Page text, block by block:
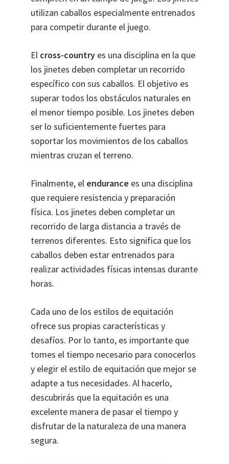
utilizan caballos especialmente entrenados
para competir durante el juego.
El cross-country es una disciplina en la que
los jinetes deben completar un recorrido
específico con sus caballos. El objetivo es
superar todos los obstáculos naturales en
el menor tiempo posible. Los jinetes deben
ser lo suficientemente fuertes para
soportar los movimientos de los caballos
mientras cruzan el terreno.
Finalmente, el endurance es una disciplina
que requiere resistencia y preparación
física. Los jinetes deben completar un
recorrido de larga distancia a través de
terrenos diferentes. Esto significa que los
caballos deben estar entrenados para
realizar actividades físicas intensas durante
horas.
Cada uno de los estilos de equitación
ofrece sus propias características y
desafíos. Por lo tanto, es importante que
tomes el tiempo necesario para conocerlos
y elegir el estilo de equitación que mejor se
adapte a tus necesidades. Al hacerlo,
descubrirás que la equitación es una
excelente manera de pasar el tiempo y
disfrutar de la naturaleza de una manera
segura.